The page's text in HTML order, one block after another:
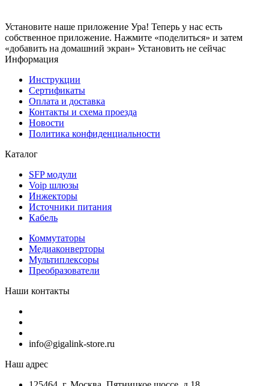
Установите наше приложение Ура! Теперь у нас есть
собственное приложение. Нажмите «поделиться» и затем
«добавить на домашний экран» Установить не сейчас
Информация
Инструкции
Сертификаты
Оплата и доставка
Контакты и схема проезда
Новости
Политика конфиденциальности
Каталог
SFP модули
Voip шлюзы
Инжекторы
Источники питания
Кабель
Коммутаторы
Медиаконверторы
Мультиплексоры
Преобразователи
Наши контакты
info@gigalink-store.ru
Наш адрес